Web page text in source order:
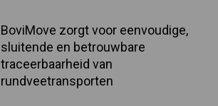
BoviMove zorgt voor eenvoudige,
sluitende en betrouwbare
traceerbaarheid van
rundveetransporten